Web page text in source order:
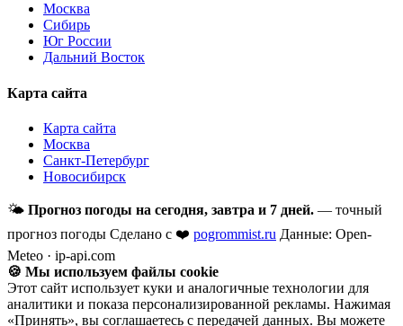
Москва
Сибирь
Юг России
Дальний Восток
Карта сайта
Карта сайта
Москва
Санкт-Петербург
Новосибирск
🌤 Прогноз погоды на сегодня, завтра и 7 дней. — точный
прогноз погоды Сделано с ❤️ pogrommist.ru Данные: Open-
Meteo · ip-api.com
🍪 Мы используем файлы cookie
Этот сайт использует куки и аналогичные технологии для
аналитики и показа персонализированной рекламы. Нажимая
«Принять», вы соглашаетесь с передачей данных. Вы можете